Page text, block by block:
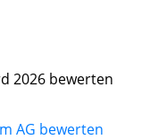
2026 bewerten
AG bewerten